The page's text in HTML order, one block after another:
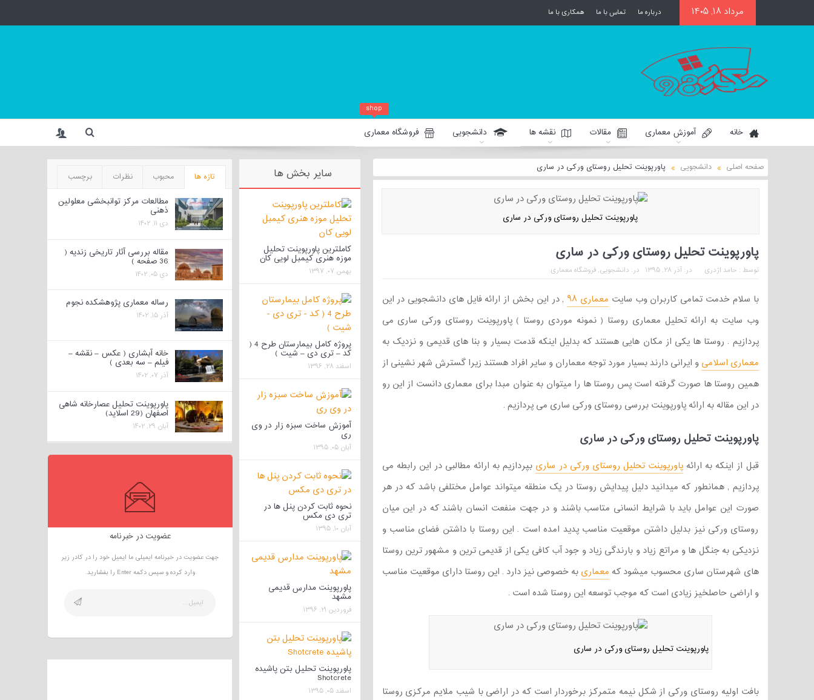
مرداد ۱۸, ۱۴۰۵ درباره ما تماس با ما همکاری با ما
خانه آموزش معماری مقالات نقشه ها دانشجویی فروشگاه معماری
shop
صفحه اصلی دانشجویی پاورپوینت تحلیل روستای ورکی در ساری
پاورپوینت تحلیل روستای ورکی در ساری
پاورپوینت تحلیل روستای ورکی در ساری
توسط : حامد اژدری در:آذر ۲۸, ۱۳۹۵ در: دانشجویی,فروشگاه معماری
با سلام خدمت تمامی کاربران وب سایت معماری ۹۸
, در این بخش از ارائه فایل های دانشجویی در این
وب سایت به ارائه تحلیل معماری روستا ( نمونه موردی روستا ) پاورپوینت روستای ورکی ساری می
پردازیم . روستا ها یکی از مکان هایی هستند که بدلیل اینکه قدمت بسیار و بنا های قدیمی و نزدیک به
معماری اسلامی و ایرانی دارند بسیار مورد توجه معماران و سایر افراد هستند زیرا گسترش شهر نشینی از
همین روستا ها صورت گرفته است پس روستا ها را میتوان به عنوان مبدا برای معماری دانست از این رو
در این مقاله به ارائه پاورپوینت بررسی روستای ورکی ساری می پردازیم .
پاورپوینت تحلیل روستای ورکی در ساری
قبل از اینکه به ارائهپاورپوینت تحلیل روستای ورکی در ساری بپردازیم به ارائه مطالبی در این رابطه می
پردازیم , همانطور که میدانید دلیل پیدایش روستا در یک منطقه میتواند عوامل مختلفی باشد که در هر
صورت این عوامل باید با شرایط انسانی متاسب باشند و در جهت منفعت انسان باشند که در این میان
روستای ورکی نیز بدلیل داشتن موقعیت مناسب پدید امده است . این روستا با داشتن فضای مناسب و
نزدیکی به جنگل ها و مراتع زیاد و بارندگی زیاد و جود آب کافی یکی از قدیمی ترین و مشهور ترین روستا
های شهرستان ساری محسوب میشود که معماری به خصوصی نیز دارد . این روستا دارای موقعیت مناسب
و اراضی حاصلخیز زیادی است که موجب توسعه این روستا شده است .
پاورپوینت تحلیل روستای ورکی در ساری
بافت اولیه روستای ورکی از شکل نیمه متمرکز برخوردار است که در اراضی با شیب ملایم مرکزی روستا
سایر بخش ها
کاملترین پاورپوینت تحلیل
موزه هنری کیمبل لویی کان
بهمن ۰۷, ۱۳۹۷
پروژه کامل بیمارستان طرح 4 (
کد – تری دی – شیت )
اسفند ۲۸, ۱۳۹۶
آموزش ساخت سبزه زار در وی
ری
آبان ۰۵, ۱۳۹۵
نحوه ثابت کردن پنل ها در
تری دی مکس
آبان ۱۰, ۱۳۹۵
پاورپوینت مدارس قدیمی
مشهد
فروردین ۲۱, ۱۳۹۶
پاورپوینت تحلیل بتن پاشیده
Shotcrete
اسفند ۰۵, ۱۳۹۵
تازه ها محبوب نظرات برچسب
مطالعات مرکز توانبخشی معلولین
ذهنی
دی ۱۱, ۱۴۰۲
مقاله بررسی آثار تاریخی زندیه (
36 صفحه )
دی ۰۵, ۱۴۰۲
رساله معماری پژوهشکده نجوم
آذر ۱۵, ۱۴۰۲
خانه آبشاری ( عکس – نقشه –
فیلم – سه بعدی )
آذر ۰۷, ۱۴۰۲
پاورپوینت تحلیل عصارخانه شاهی
اصفهان (29 اسلاید)
آبان ۲۹, ۱۴۰۲
عضویت در خبرنامه
جهت عضویت در خبرنامه ایمیلی ما ایمیل خود را در کادر زیر
وارد کرده و سپس دکمه Enter را بفشارید.